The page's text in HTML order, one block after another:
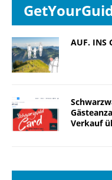
AUF. INS
Verkauf